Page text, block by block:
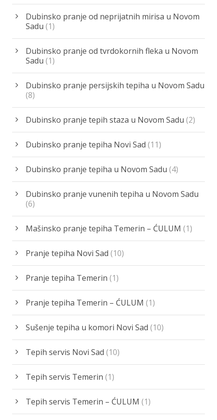
Dubinsko pranje od neprijatnih mirisa u Novom
Sadu (1)
Dubinsko pranje od tvrdokornih fleka u Novom
Sadu (1)
Dubinsko pranje persijskih tepiha u Novom Sadu
(8)
Dubinsko pranje tepih staza u Novom Sadu (2)
Dubinsko pranje tepiha Novi Sad (11)
Dubinsko pranje tepiha u Novom Sadu (4)
Dubinsko pranje vunenih tepiha u Novom Sadu
(6)
Mašinsko pranje tepiha Temerin – ĆULUM (1)
Pranje tepiha Novi Sad (10)
Pranje tepiha Temerin (1)
Pranje tepiha Temerin – ĆULUM (1)
Sušenje tepiha u komori Novi Sad (10)
Tepih servis Novi Sad (10)
Tepih servis Temerin (1)
Tepih servis Temerin – ĆULUM (1)